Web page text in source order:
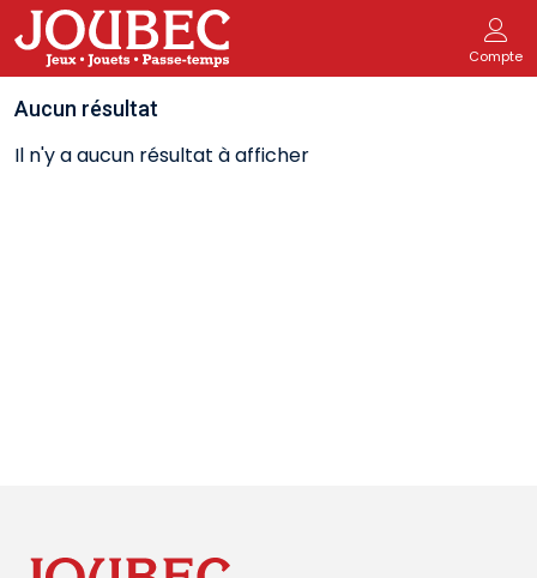
Compte
Aucun résultat
Il n'y a aucun résultat à afficher